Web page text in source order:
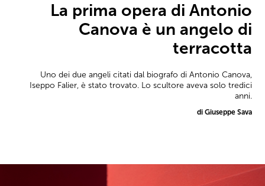
La prima opera di Antonio
Canova è un angelo di
terracotta
Uno dei due angeli citati dal biografo di Antonio Canova,
Iseppo Falier, è stato trovato. Lo scultore aveva solo tredici
anni.
di Giuseppe Sava